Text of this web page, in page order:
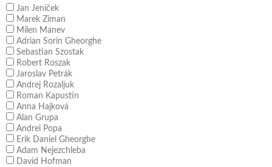
Jan Jeníček
Marek Ziman
Milen Manev
Adrian Sorin Gheorghe
Sebastian Szostak
Robert Roszak
Jaroslav Petrák
Andrej Rozaljuk
Roman Kapustin
Anna Hajková
Alan Grupa
Andrei Popa
Erik Daniel Gheorghe
Adam Nejezchleba
David Hofman